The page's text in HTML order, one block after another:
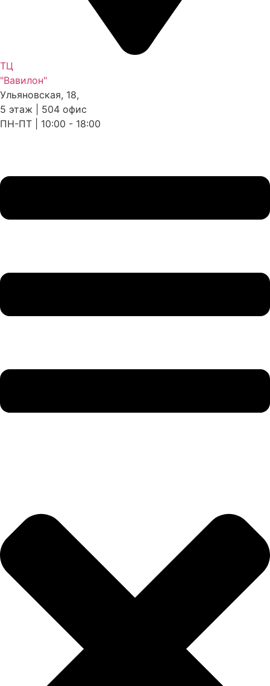
ТЦ
"Вавилон"
Ульяновская, 18,
5 этаж | 504 офис
ПН-ПТ | 10:00 - 18:00